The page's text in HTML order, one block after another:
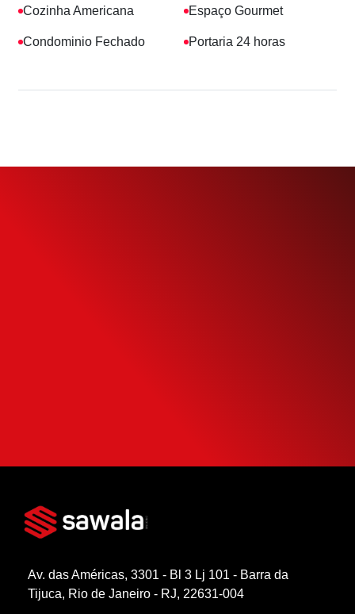
Cozinha Americana Espaço Gourmet
Condominio Fechado Portaria 24 horas
Av. das Américas, 3301 - Bl 3 Lj 101 - Barra da
Tijuca, Rio de Janeiro - RJ, 22631-004